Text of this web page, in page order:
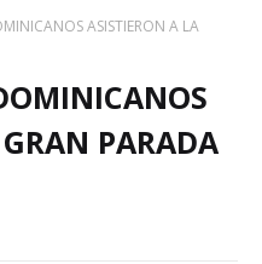
ASISTIERON A LA
PARADA